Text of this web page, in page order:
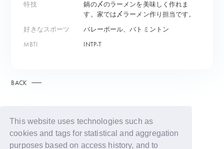
This website uses technologies such as
cookies and tags for statistical and aggregation
purposes based on access history, and to
特技
鍋の〆のラーメンを美味しく作れま
す。家では〆ラーメン作り担当です。
好きなスポーツ
バレーボール、バトミントン
MBTI
INTP-T
BACK